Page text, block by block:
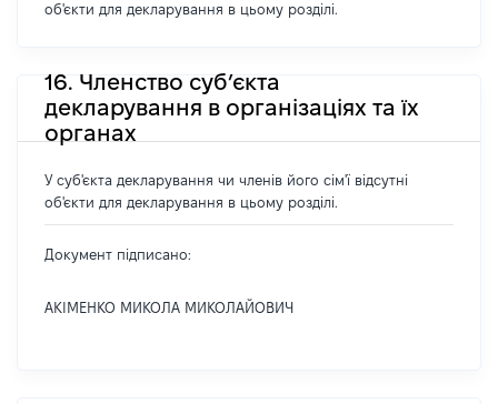
об'єкти для декларування в цьому розділі.
16. Членство суб’єкта
декларування в організаціях та їх
органах
У суб'єкта декларування чи членів його сім'ї відсутні
об'єкти для декларування в цьому розділі.
Документ підписано:
АКІМЕНКО МИКОЛА МИКОЛАЙОВИЧ